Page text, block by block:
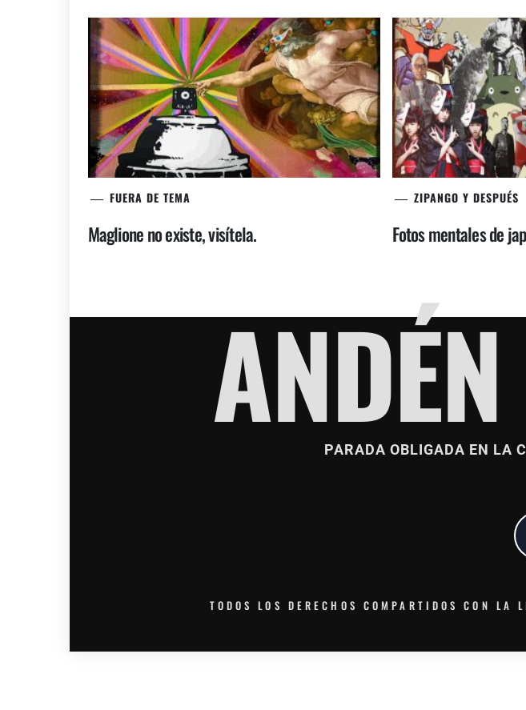
FUERA DE TEMA
Maglione no existe, visítela.
ZIPANGO Y DESPUÉS
Fotos mentales de
PARADA OBLIGADA EN LA
TODOS LOS DERECHOS COMPARTIDOS CON